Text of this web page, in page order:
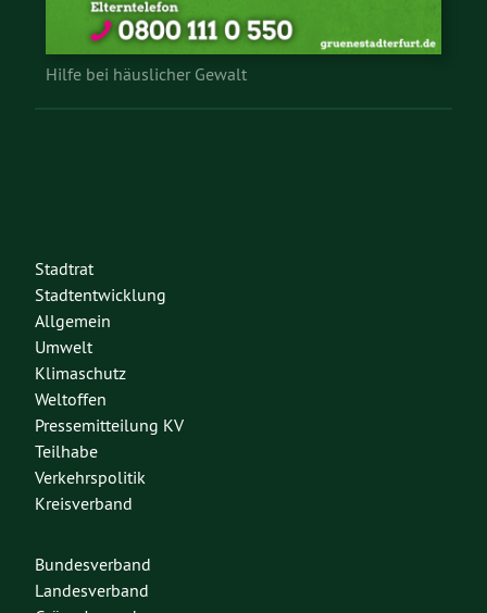
Hilfe bei häuslicher Gewalt
Stadtrat
Stadtentwicklung
Allgemein
Umwelt
Klimaschutz
Weltoffen
Pressemitteilung KV
Teilhabe
Verkehrspolitik
Kreisverband
Bundesverband
Landesverband